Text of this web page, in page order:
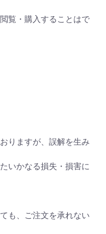
覧・購入することはで
りますが、誤解を生み
いかなる損失・損害に
も、ご注文を承れない